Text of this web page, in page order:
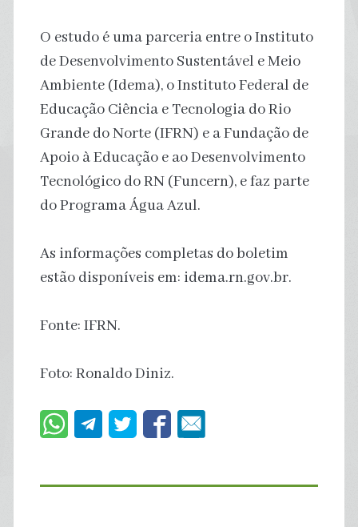
O estudo é uma parceria entre o Instituto
de Desenvolvimento Sustentável e Meio
Ambiente (Idema), o Instituto Federal de
Educação Ciência e Tecnologia do Rio
Grande do Norte (IFRN) e a Fundação de
Apoio à Educação e ao Desenvolvimento
Tecnológico do RN (Funcern), e faz parte
do Programa Água Azul.
As informações completas do boletim
estão disponíveis em: idema.rn.gov.br.
Fonte: IFRN.
Foto: Ronaldo Diniz.